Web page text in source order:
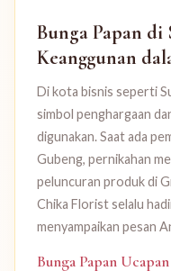
Bunga Papan di
Keanggunan
Di kota bisnis seperti
simbol penghargaan
digunakan. Saat ada
Gubeng, pernikahan
peluncuran produk di
Chika Florist selalu
menyampaikan pesan
Bunga Papan